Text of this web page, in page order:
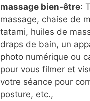
massage bien-être:
massage, chaise de
tatami, huiles de
draps de bain, un
photo numérique ou
pour vous filmer et
votre séance pour
posture, etc.,